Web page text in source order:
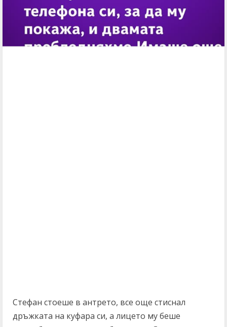
Стефан стоеше в антрето, все още стиснал
дръжката на куфара си, а лицето му беше